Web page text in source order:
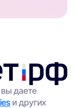
даете
и других